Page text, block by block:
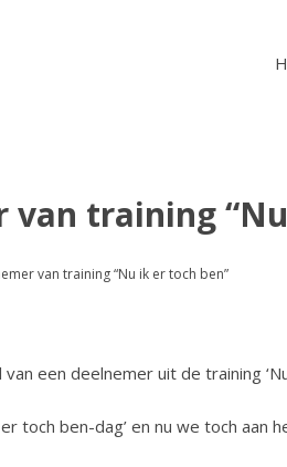
van training
van training “Nu ik er toch ben”
een deelnemer uit de training
toch ben-dag’ en nu we toch aan